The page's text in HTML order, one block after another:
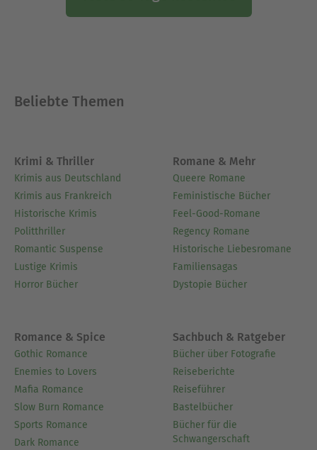
Beliebte Themen
Krimi & Thriller
Krimis aus Deutschland
Krimis aus Frankreich
Historische Krimis
Politthriller
Romantic Suspense
Lustige Krimis
Horror Bücher
Romane & Mehr
Queere Romane
Feministische Bücher
Feel-Good-Romane
Regency Romane
Historische Liebesromane
Familiensagas
Dystopie Bücher
Romance & Spice
Gothic Romance
Enemies to Lovers
Mafia Romance
Slow Burn Romance
Sports Romance
Dark Romance
Sachbuch & Ratgeber
Bücher über Fotografie
Reiseberichte
Reiseführer
Bastelbücher
Bücher für die
Schwangerschaft